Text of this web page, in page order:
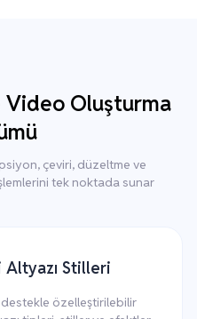
Video Oluşturma
çeviri, düzeltme ve
tek noktada sunar
Altyazı Stilleri
destekle özelleştirilebilir